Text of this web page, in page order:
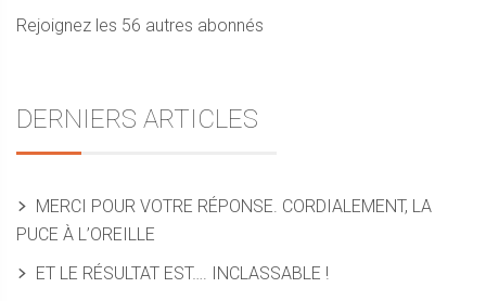
Rejoignez les 56 autres abonnés
DERNIERS ARTICLES
MERCI POUR VOTRE RÉPONSE. CORDIALEMENT, LA
PUCE À L’OREILLE
ET LE RÉSULTAT EST…. INCLASSABLE !